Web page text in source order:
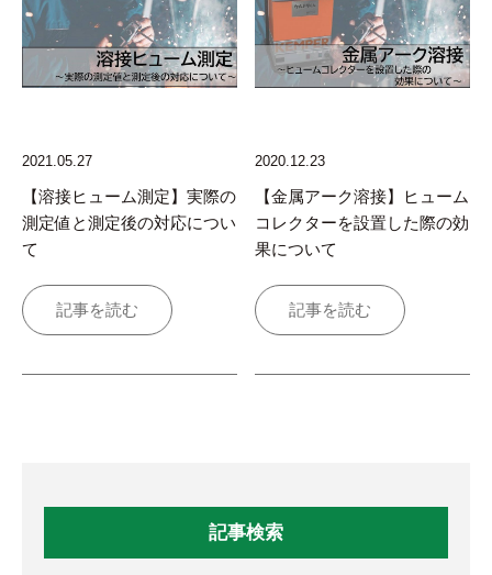
2021.05.27
【溶接ヒューム測定】実際の
測定値と測定後の対応につい
て
記事を読む
2020.12.23
【金属アーク溶接】ヒューム
コレクターを設置した際の効
果について
記事を読む
記事検索